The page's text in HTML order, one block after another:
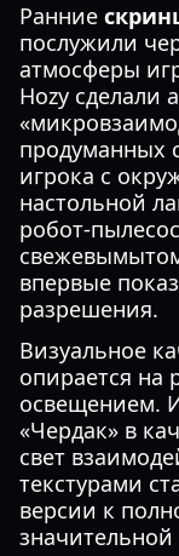
Ранние
послужили
атмосферы
Hozy сделали
продуманных
игрока с
настольной
робот-
впервые
разрешения.
Визуальное
опирается на
освещением.
«Чердак» в
свет
текстурами
версии к